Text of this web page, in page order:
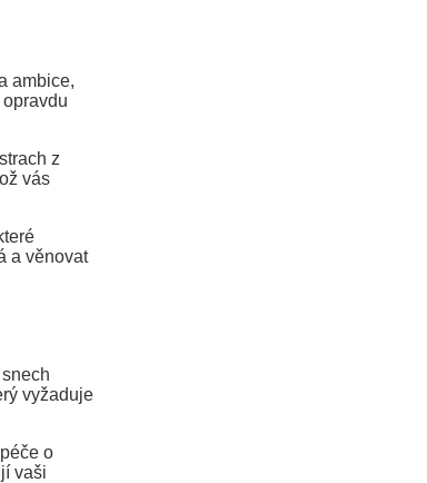
ambice,
z
vás
a věnovat
vyžaduje
o
vaši